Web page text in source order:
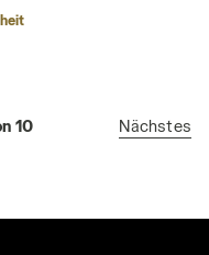
10 Nächstes